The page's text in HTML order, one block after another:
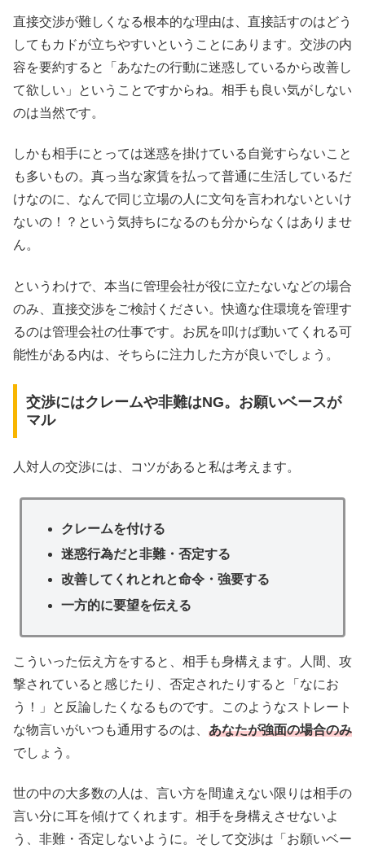
直接交渉が難しくなる根本的な理由は、直接話すのはどう
してもカドが立ちやすいということにあります。交渉の内
容を要約すると「あなたの行動に迷惑しているから改善し
て欲しい」ということですからね。相手も良い気がしない
のは当然です。
しかも相手にとっては迷惑を掛けている自覚すらないこと
も多いもの。真っ当な家賃を払って普通に生活しているだ
けなのに、なんで同じ立場の人に文句を言われないといけ
ないの！？という気持ちになるのも分からなくはありませ
ん。
というわけで、本当に管理会社が役に立たないなどの場合
のみ、直接交渉をご検討ください。快適な住環境を管理す
るのは管理会社の仕事です。お尻を叩けば動いてくれる可
能性がある内は、そちらに注力した方が良いでしょう。
交渉にはクレームや非難はNG。お願いベースが
マル
人対人の交渉には、コツがあると私は考えます。
クレームを付ける
迷惑行為だと非難・否定する
改善してくれとれと命令・強要する
一方的に要望を伝える
こういった伝え方をすると、相手も身構えます。人間、攻
撃されていると感じたり、否定されたりすると「なにお
う！」と反論したくなるものです。このようなストレート
な物言いがいつも通用するのは、 あなたが強面の場合のみ
でしょう。
世の中の大多数の人は、言い方を間違えない限りは相手の
言い分に耳を傾けてくれます。相手を身構えさせないよ
う、非難・否定しないように。そして交渉は「お願いベー